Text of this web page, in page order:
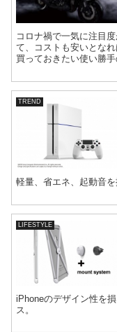
コロナ禍で一気に注目
て、コストも安いとな
買っておきたい使い勝
TREND
軽量、省エネ、起動音
LIFESTYLE
iPhoneのデザイン性を
ス。